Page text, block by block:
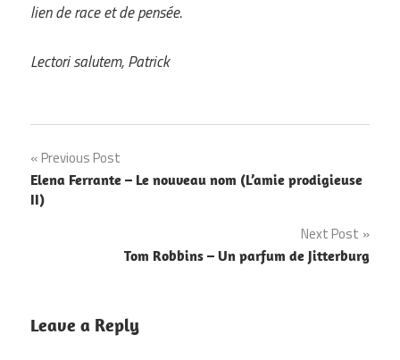
lien de race et de pensée.
Lectori salutem, Patrick
Navigation
de
Previous Post
Elena Ferrante – Le nouveau nom (L’amie prodigieuse
II)
Next Post
Tom Robbins – Un parfum de Jitterburg
Leave a Reply